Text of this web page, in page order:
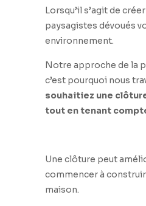
Lorsqu’il s’agit de
paysagistes dévoués
environnement.
Notre approche de la
c’est pourquoi nous
souhaitiez une
tout en tenant
Une clôture peut
commencer à
maison.